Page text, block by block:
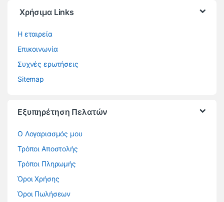
Χρήσιμα Links
Η εταιρεία
Επικοινωνία
Συχνές ερωτήσεις
Sitemap
Εξυπηρέτηση Πελατών
O Λογαριασμός μου
Τρόποι Αποστολής
Τρόποι Πληρωμής
Όροι Χρήσης
Όροι Πωλήσεων